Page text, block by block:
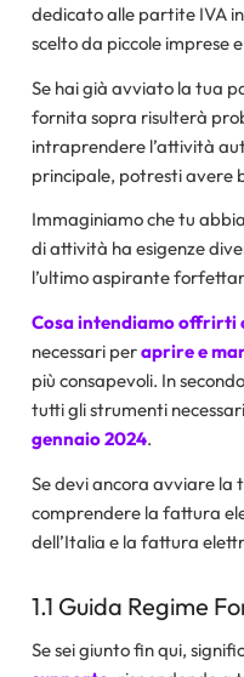
dedicato alle partite IVA
scelto da piccole imprese
Se hai già avviato la tua
fornita sopra risulterà
intraprendere l’attività
principale, potresti avere
Immaginiamo che tu
di attività ha esigenze
l’ultimo aspirante
Cosa intendiamo offrirti
necessari peraprire e
più consapevoli. In
tutti gli strumenti
gennaio 2024.
Se devi ancora avviare la
comprendere la fattura
dell’Italia e la fattura
1.1 Guida Regime
Se sei giunto fin qui,